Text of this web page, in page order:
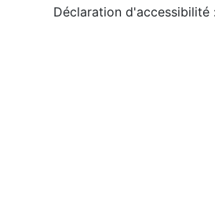
Déclaration